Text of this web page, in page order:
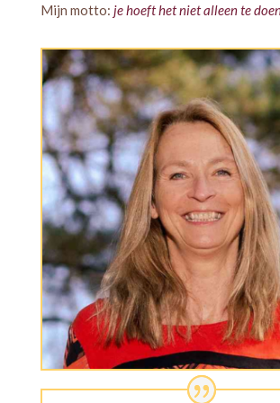
Mijn motto: je hoeft het niet alleen te